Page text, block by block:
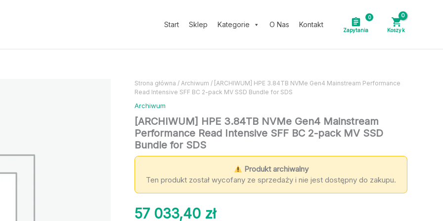
Start Sklep Kategorie O Nas Kontakt
0
Strona główna / Archiwum / [ARCHIWUM] HPE 3.84TB NVMe Gen4 Mainstream Performance
Read Intensive SFF BC 2-pack MV SSD Bundle for SDS
Archiwum
[ARCHIWUM] HPE 3.84TB NVMe Gen4 Mainstream
Performance Read Intensive SFF BC 2-pack MV SSD
Bundle for SDS
Produkt archiwalny
Ten produkt został wycofany ze sprzedaży i nie jest dostępny do zakupu.
57 033,40 zł